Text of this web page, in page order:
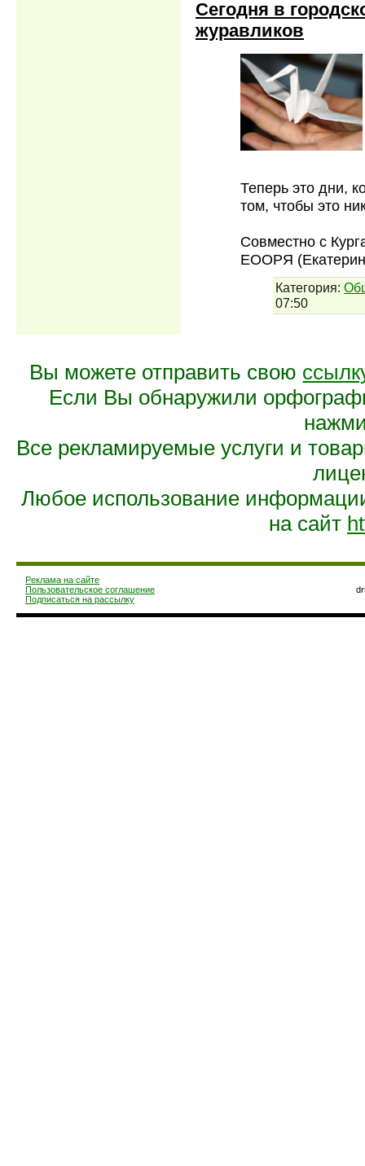
Сегодня в
журавликов
Теперь это дни,
том, чтобы это
Совместно с
ЕООРЯ
Категория:
07:50
Вы можете отправить свою
Если Вы обнаружили
Все рекламируемые услуги и
Любое использование
на сайт
Реклама на сайте
Пользовательское соглашение
Подписаться на рассылку